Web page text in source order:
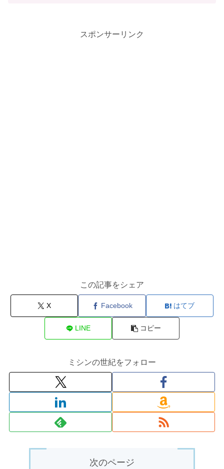
スポンサーリンク
この記事をシェア
X Facebook はてブ
LINE コピー
ミシンの世紀をフォロー
次のページ